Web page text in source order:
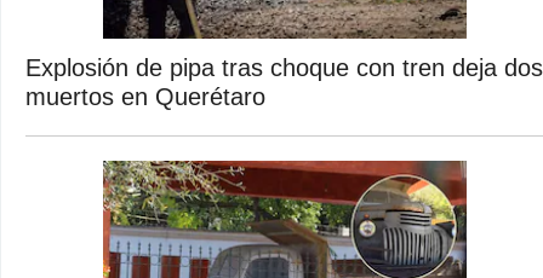
Explosión de pipa tras choque con tren deja dos
muertos en Querétaro